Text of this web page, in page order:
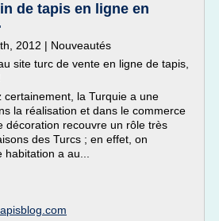
de tapis en ligne en
2012 | Nouveautés
site turc de vente en ligne de tapis,
certainement, la Turquie a une
la réalisation et dans le commerce
décoration recouvre un rôle très
des Turcs ; en effet, on
a au...